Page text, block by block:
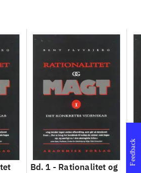
Bd. 1 - Rationalitet og
Feedback